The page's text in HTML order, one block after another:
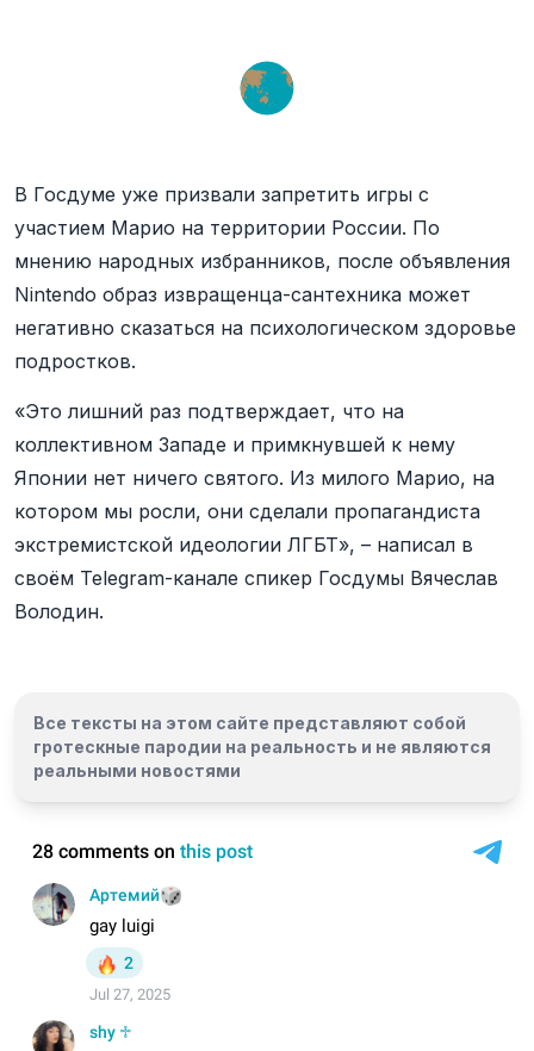
В Госдуме уже призвали запретить игры с
участием Марио на территории России. По
мнению народных избранников, после объявления
Nintendo образ извращенца-сантехника может
негативно сказаться на психологическом здоровье
подростков.
«Это лишний раз подтверждает, что на
коллективном Западе и примкнувшей к нему
Японии нет ничего святого. Из милого Марио, на
котором мы росли, они сделали пропагандиста
экстремистской идеологии ЛГБТ», – написал в
своём Telegram-канале спикер Госдумы Вячеслав
Володин.
Все тексты на этом сайте представляют собой
гротескные пародии на реальность и не являются
реальными новостями